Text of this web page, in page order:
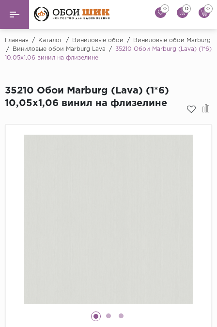
Назад
Виниловые обои
Назад
Andrea Rossi
Artsimple
Bernardo
Флоковые обои
0 0 0
Главная / Каталог / Виниловые обои /
Виниловые обои Marburg
/
Виниловые обои Marburg Lava /
35210 Обои Marburg (Lava) (1*6)
10,05x1,06 винил на флизелине
35210 Обои Marburg (Lava) (1*6)
10,05x1,06 винил на флизелине